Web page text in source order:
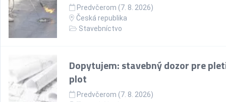
Predvčerom (7. 8. 2026)
Česká republika
Stavebníctvo
Dopytujem: stavebný dozor pre
plot
Predvčerom (7. 8. 2026)